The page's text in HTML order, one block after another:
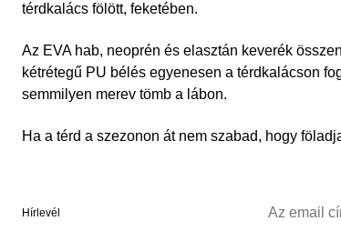
térdkalács fölött, feketében.
Az EVA hab, neoprén és elasztán keverék
kétrétegű PU bélés egyenesen a térdkalácson
semmilyen merev tömb a lábon.
Ha a térd a szezonon át nem szabad, hogy
Hírlevél